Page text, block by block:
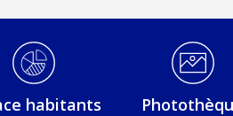
habitants